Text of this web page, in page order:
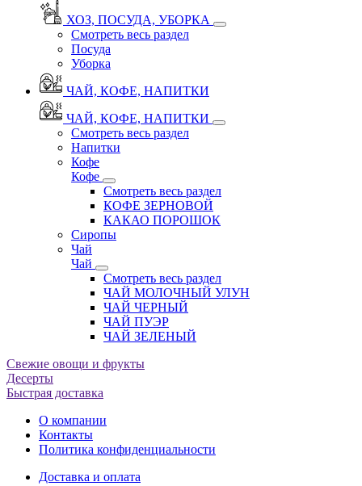
ХОЗ, ПОСУДА, УБОРКА
Смотреть весь раздел
Посуда
Уборка
ЧАЙ, КОФЕ, НАПИТКИ
ЧАЙ, КОФЕ, НАПИТКИ
Смотреть весь раздел
Напитки
Кофе
Кофе
Смотреть весь раздел
КОФЕ ЗЕРНОВОЙ
КАКАО ПОРОШОК
Сиропы
Чай
Чай
Смотреть весь раздел
ЧАЙ МОЛОЧНЫЙ УЛУН
ЧАЙ ЧЕРНЫЙ
ЧАЙ ПУЭР
ЧАЙ ЗЕЛЕНЫЙ
Свежие овощи и фрукты
Десерты
Быстрая доставка
О компании
Контакты
Политика конфиденциальности
Доставка и оплата